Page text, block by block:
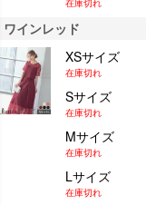
ワインレッド
XSサイズ
在庫切れ
Sサイズ
在庫切れ
Mサイズ
在庫切れ
Lサイズ
在庫切れ